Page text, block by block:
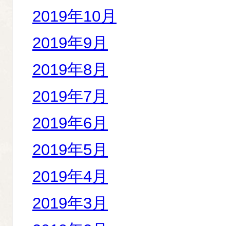
2019年10月
2019年9月
2019年8月
2019年7月
2019年6月
2019年5月
2019年4月
2019年3月